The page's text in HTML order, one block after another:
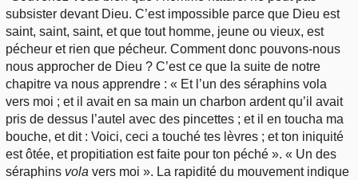
subsister devant Dieu. C’est impossible parce que Dieu est
saint, saint, saint, et que tout homme, jeune ou vieux, est
pécheur et rien que pécheur. Comment donc pouvons-nous
nous approcher de Dieu ? C’est ce que la suite de notre
chapitre va nous apprendre : « Et l’un des séraphins vola
vers moi ; et il avait en sa main un charbon ardent qu’il avait
pris de dessus l’autel avec des pincettes ; et il en toucha ma
bouche, et dit : Voici, ceci a touché tes lèvres ; et ton iniquité
est ôtée, et propitiation est faite pour ton péché ». « Un des
séraphins vola vers moi ». La rapidité du mouvement indique